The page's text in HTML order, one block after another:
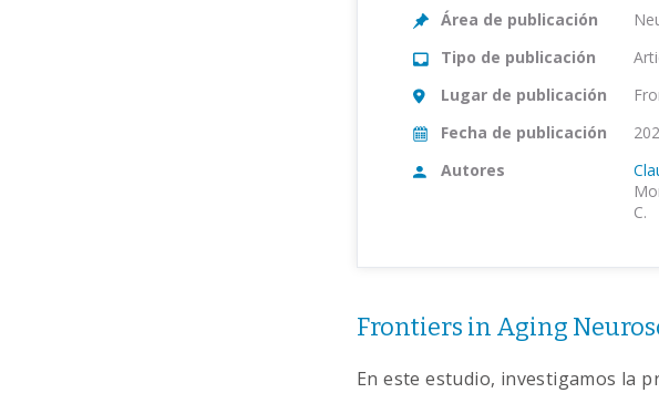
Área de publicación
Tipo de publicación
Lugar de publicación
Fecha de publicación
Autores
C.
Frontiers in Aging
En este estudio, investigamos la